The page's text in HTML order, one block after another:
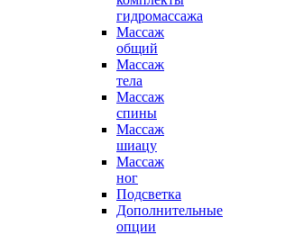
гидромассажа
Массаж
общий
Массаж
тела
Массаж
спины
Массаж
шиацу
Массаж
ног
Подсветка
Дополнительные
опции